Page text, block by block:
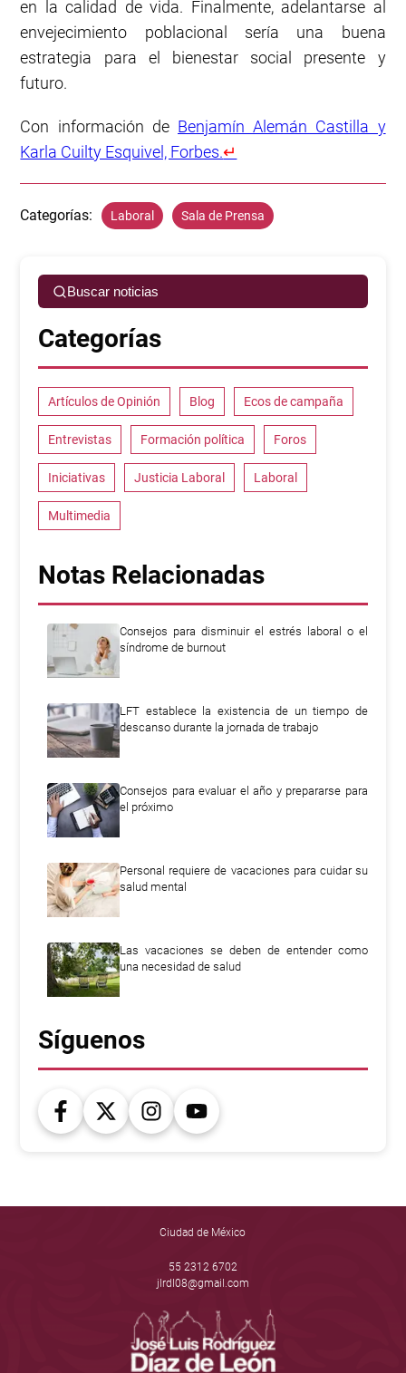
en la calidad de vida. Finalmente, adelantarse al
envejecimiento poblacional sería una buena
estrategia para el bienestar social presente y
futuro.
Con información de Benjamín Alemán Castilla y
Karla Cuilty Esquivel, Forbes.↵
Categorías: Laboral Sala de Prensa
Buscar noticias
Categorías
Artículos de Opinión Blog Ecos de campaña
Entrevistas Formación política Foros
Iniciativas Justicia Laboral Laboral
Multimedia
Notas Relacionadas
Consejos para disminuir el estrés laboral o el
síndrome de burnout
LFT establece la existencia de un tiempo de
descanso durante la jornada de trabajo
Consejos para evaluar el año y prepararse para
el próximo
Personal requiere de vacaciones para cuidar su
salud mental
Las vacaciones se deben de entender como
una necesidad de salud
Síguenos
Ciudad de México
55 2312 6702
jlrdl08@gmail.com